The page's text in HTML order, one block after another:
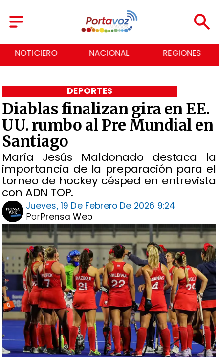
NACIONAL REGIONES ECONOMÍA
Diablas finalizan gira en EE.
UU. rumbo al Pre Mundial en
Santiago
María Jesús Maldonado destaca la
importancia de la preparación para el
torneo de hockey césped en entrevista
con ADN TOP.
DEPORTES
Jueves, 19 De Febrero De 2026 9:24
Prensa Web
Por